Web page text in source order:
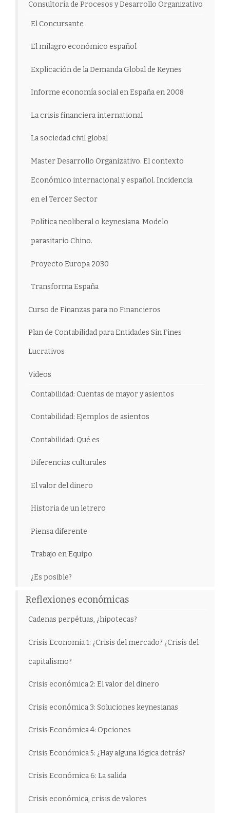
Consultoría de Procesos y Desarrollo Organizativo
El Concursante
El milagro económico español
Explicación de la Demanda Global de Keynes
Informe economía social en España en 2008
La crisis financiera international
La sociedad civil global
Master Desarrollo Organizativo. El contexto
Económico internacional y español. Incidencia
en el Tercer Sector
Política neoliberal o keynesiana. Modelo
parasitario Chino.
Proyecto Europa 2030
Transforma España
Curso de Finanzas para no Financieros
Plan de Contabilidad para Entidades Sin Fines
Lucrativos
Videos
Contabilidad: Cuentas de mayor y asientos
Contabilidad: Ejemplos de asientos
Contabilidad: Qué es
Diferencias culturales
El valor del dinero
Historia de un letrero
Piensa diferente
Trabajo en Equipo
¿Es posible?
Reflexiones económicas
Cadenas perpétuas, ¿hipotecas?
Crisis Economia 1: ¿Crisis del mercado? ¿Crisis del
capitalismo?
Crisis económica 2: El valor del dinero
Crisis económica 3: Soluciones keynesianas
Crisis Económica 4: Opciones
Crisis Económica 5: ¿Hay alguna lógica detrás?
Crisis Económica 6: La salida
Crisis económica, crisis de valores